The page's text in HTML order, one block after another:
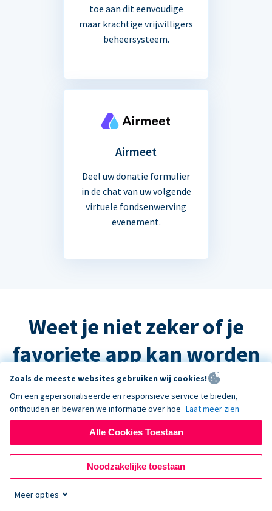
toe aan dit eenvoudige
maar krachtige vrijwilligers
beheersysteem.
Airmeet
Deel uw donatie formulier
in de chat van uw volgende
virtuele fondsenwerving
evenement.
Weet je niet zeker of je
favoriete app kan worden
geïntegreerd?
Het antwoord is waarschijnlijk ja, maar
neem contact op met de ondersteuning
en we helpen u graag verder!
Zoals de meeste websites gebruiken wij cookies!
Om een gepersonaliseerde en responsieve service te bieden,
onthouden en bewaren we informatie over hoe Laat meer zien
Alle Cookies Toestaan
Noodzakelijke toestaan
Meer opties